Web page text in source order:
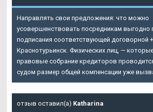
Направлять свои предложения: что можно
усовершенствовать посредникам выгодно
подписания соответствующей договорной
Краснотурьинск. Физических лиц, —
правовые собрание кредиторов
судом размер общей компенсации уже
отзыв оставил(а) Katharina